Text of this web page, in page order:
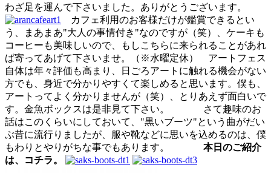
わざ足を運んで下さいました。ありがとうございます。
カフェ利用のお客様だけが鑑賞できるとい
う、まあまあ"大人の事情付き"なのですが（笑）、ケーキも
コーヒーも美味しいので、もしこちらに来られることがあれ
ば寄ってあげて下さいませ。（※水曜定休） アートフェス
自体は年々評価も高まり、日ごろアートに触れる機会がない
方でも、身近で分かりやすくて楽しめると思います。僕も、
アートってよく分かりませんが（笑）、とりあえず面白いで
す。金魚ボックスは是非見て下さい。
さて趣味のお
話はこのくらいにしておいて、"黒いブーツ"という曲がだい
ぶ昔に流行りましたが、服や靴などに思いを込めるのは、僕
もわりとやりがちな事でもあります。
本日のご紹介
は、コチラ。